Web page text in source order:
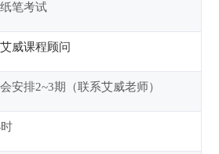
笔考试
威课程顾问
安排2~3期（联系艾威老师）